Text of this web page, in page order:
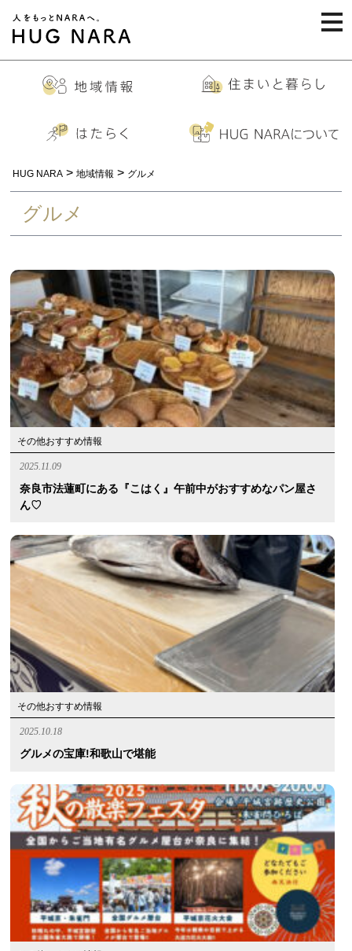
HUG NARA > 地域情報 > グルメ
グルメ
その他おすすめ情報
2025.11.09
奈良市法蓮町にある『こはく』午前中がおすすめなパン屋さ
ん♡
その他おすすめ情報
2025.10.18
グルメの宝庫!和歌山で堪能